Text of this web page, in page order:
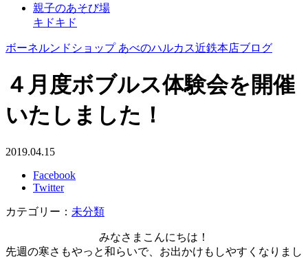
親子のあそび場
キドキド
ボーネルンドショップ あべのハルカス近鉄本店ブログ
４月度ボブルス体験会を開催
いたしました！
2019.04.15
Facebook
Twitter
カテゴリー： 未分類
みなさまこんにちは！
先週の寒さもやっと和らいで、お出かけもしやすくなりまし